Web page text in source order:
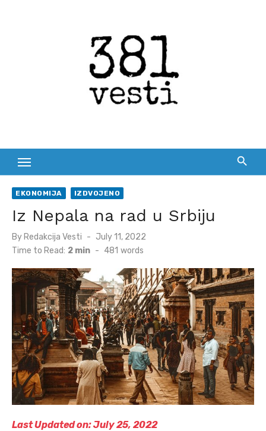
EKONOMIJA IZDVOJENO
Iz Nepala na rad u Srbiju
By Redakcija Vesti
Posted
July 11, 2022
Time to Read: 2 min - 481 words
Last Updated on: July 25, 2022